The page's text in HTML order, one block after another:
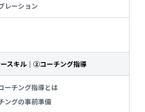
レーション
ースキル｜②コーチング指導
ーチング指導とは
ングの事前準備